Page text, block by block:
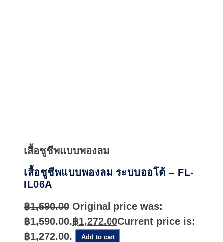
เสื้อชูชีพแบบพองลม
เสื้อชูชีพแบบพองลม ระบบออโต้ – FL-
IL06A
฿1,590.00 Original price was:
฿1,590.00.฿1,272.00Current price is:
฿1,272.00.
Add to cart